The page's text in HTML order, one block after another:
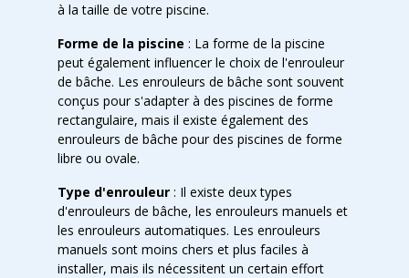
à la taille de votre piscine.
Forme de la piscine : La forme de la piscine
peut également influencer le choix de l'enrouleur
de bâche. Les enrouleurs de bâche sont souvent
conçus pour s'adapter à des piscines de forme
rectangulaire, mais il existe également des
enrouleurs de bâche pour des piscines de forme
libre ou ovale.
Type d'enrouleur: Il existe deux types
d'enrouleurs de bâche, les enrouleurs manuels et
les enrouleurs automatiques. Les enrouleurs
manuels sont moins chers et plus faciles à
installer, mais ils nécessitent un certain effort